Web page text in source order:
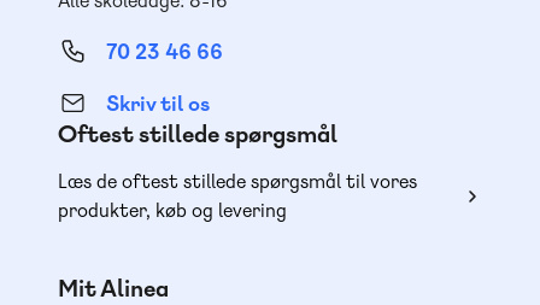
70 23 46 66
Skriv til os
Oftest stillede spørgsmål
Læs de oftest stillede spørgsmål til vores
produkter, køb og levering
Mit Alinea